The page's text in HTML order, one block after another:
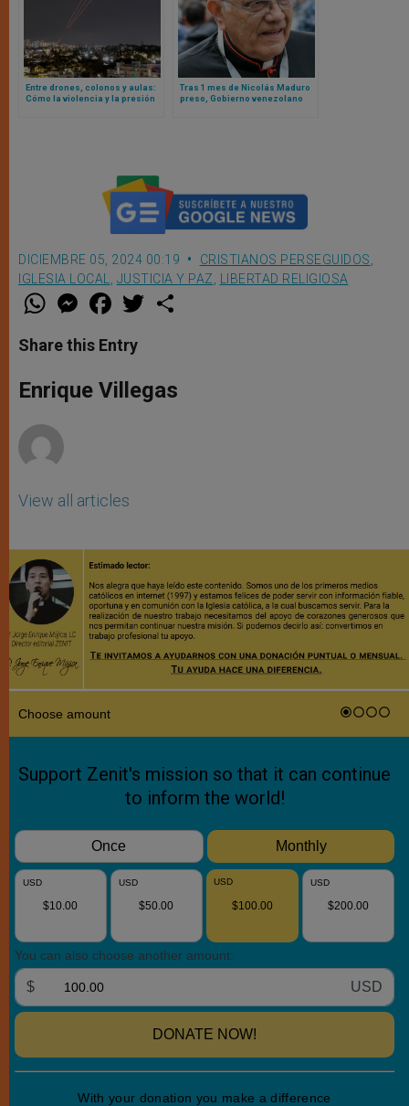
Entre drones, colonos y aulas:
Cómo la violencia y la presión
Tras 1 mes de Nicolás Maduro
preso, Gobierno venezolano
DICIEMBRE 05, 2024 00:19 CRISTIANOS PERSEGUIDOS
IGLESIA LOCAL
JUSTICIA Y PAZ LIBERTAD RELIGIOSA
W
t
s
p
p
M
e
s
e
g
e
F
a
e
b
o
k
w
r
Share this Entry
Enrique Villegas
View all articles